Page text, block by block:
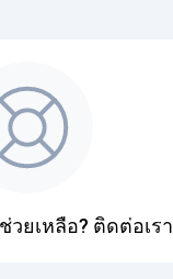
วยเหลือ? ติดต่อเรา